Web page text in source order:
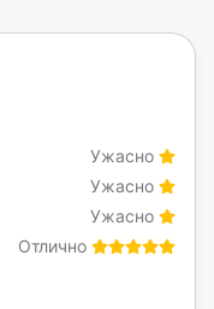
Ужасно
Ужасно
Ужасно
Отлично